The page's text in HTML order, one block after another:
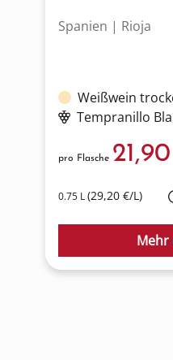
Spanien | Rioja
Weißwein
Tempranillo
0.75 L(29,20 €/L)
pro Flasche
Mehr